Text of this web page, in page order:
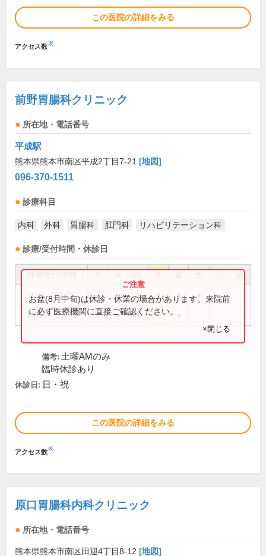
この医院の詳細をみる
アクセス数※
前野胃腸科クリニック
所在地・電話番号
平成駅
熊本県熊本市南区平成2丁目7-21 [地図]
096-370-1511
診療科目
内科 外科 胃腸科 肛門科 リハビリテーション科
診療/受付時間・休診日
祝
9:00～13:00 ● ● ● ● ●
14:30～18:00 ● ● ● ●
お盆(8月中旬)は休診・休業の場合があります。来院前
に必ず医療機関に直接ご確認ください。
×閉じる
備考: 土曜AMのみ
臨時休診あり
休診日: 日・祝
この医院の詳細をみる
アクセス数※
原口胃腸科内科クリニック
所在地・電話番号
熊本県熊本市南区田迎4丁目8-12 [地図]